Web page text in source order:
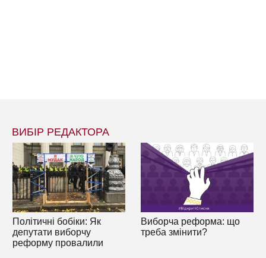
ВИБІР РЕДАКТОРА
Політичні бобіки: Як
депутати виборчу
реформу провалили
Виборча реформа: що
треба змінити?